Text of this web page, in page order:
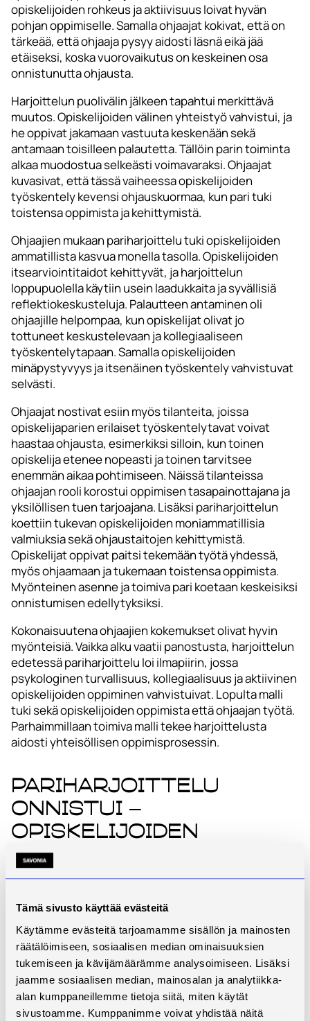
Tämä sivusto käyttää evästeitä
Käytämme evästeitä tarjoamamme sisällön ja mainosten
räätälöimiseen, sosiaalisen median ominaisuuksien
tukemiseen ja kävijämäärämme analysoimiseen. Lisäksi
jaamme sosiaalisen median, mainosalan ja analytiikka-
alan kumppaneillemme tietoja siitä, miten käytät
sivustoamme. Kumppanimme voivat yhdistää näitä
opiskelijoiden rohkeus ja aktiivisuus loivat hyvän
pohjan oppimiselle. Samalla ohjaajat kokivat, että on
tärkeää, että ohjaaja pysyy aidosti läsnä eikä jää
etäiseksi, koska vuorovaikutus on keskeinen osa
onnistunutta ohjausta.
Harjoittelun puolivälin jälkeen tapahtui merkittävä
muutos. Opiskelijoiden välinen yhteistyö vahvistui, ja
he oppivat jakamaan vastuuta keskenään sekä
antamaan toisilleen palautetta. Tällöin parin toiminta
alkaa muodostua selkeästi voimavaraksi. Ohjaajat
kuvasivat, että tässä vaiheessa opiskelijoiden
työskentely kevensi ohjauskuormaa, kun pari tuki
toistensa oppimista ja kehittymistä.
Ohjaajien mukaan pariharjoittelu tuki opiskelijoiden
ammatillista kasvua monella tasolla. Opiskelijoiden
itsearviointitaidot kehittyvät, ja harjoittelun
loppupuolella käytiin usein laadukkaita ja syvällisiä
reflektiokeskusteluja. Palautteen antaminen oli
ohjaajille helpompaa, kun opiskelijat olivat jo
tottuneet keskustelevaan ja kollegiaaliseen
työskentelytapaan. Samalla opiskelijoiden
minäpystyvyys ja itsenäinen työskentely vahvistuvat
selvästi.
Ohjaajat nostivat esiin myös tilanteita, joissa
opiskelijaparien erilaiset työskentelytavat voivat
haastaa ohjausta, esimerkiksi silloin, kun toinen
opiskelija etenee nopeasti ja toinen tarvitsee
enemmän aikaa pohtimiseen. Näissä tilanteissa
ohjaajan rooli korostui oppimisen tasapainottajana ja
yksilöllisen tuen tarjoajana. Lisäksi pariharjoittelun
koettiin tukevan opiskelijoiden moniammatillisia
valmiuksia sekä ohjaustaitojen kehittymistä.
Opiskelijat oppivat paitsi tekemään työtä yhdessä,
myös ohjaamaan ja tukemaan toistensa oppimista.
Myönteinen asenne ja toimiva pari koetaan keskeisiksi
onnistumisen edellytyksiksi.
Kokonaisuutena ohjaajien kokemukset olivat hyvin
myönteisiä. Vaikka alku vaatii panostusta, harjoittelun
edetessä pariharjoittelu loi ilmapiirin, jossa
psykologinen turvallisuus, kollegiaalisuus ja aktiivinen
opiskelijoiden oppiminen vahvistuivat. Lopulta malli
tuki sekä opiskelijoiden oppimista että ohjaajan työtä.
Parhaimmillaan toimiva malli tekee harjoittelusta
aidosti yhteisöllisen oppimisprosessin.
Pariharjoittelu
onnistui –
opiskelijoiden
kokemuksia
Opiskelijoiden kokemuksia pilotoidusta
pariharjoittelusta kartoitettiin sähköisellä kyselyllä,
joka lähetettiin opiskelijoille harjoittelun päätyttyä.
Kyselyyn vastaaminen oli opiskelijoille vapaaehtoista.
Opiskelijakyselyn tuloksia esitellään tässä artikkelissa
lyhyesti, ja niitä tullaan analysoimaan ja kuvaamaan
tarkemmin jatkossa.
Opiskelijakyselyn (n=14) perusteella pariharjoittelu